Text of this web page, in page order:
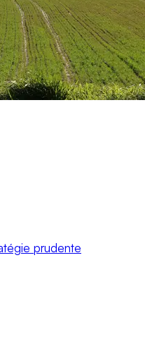
prudente